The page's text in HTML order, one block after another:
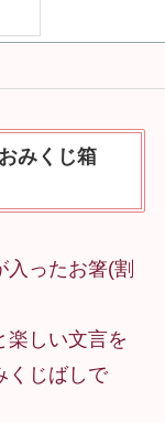
みくじ箱
入ったお箸(割
楽しい文言を
くじばしで